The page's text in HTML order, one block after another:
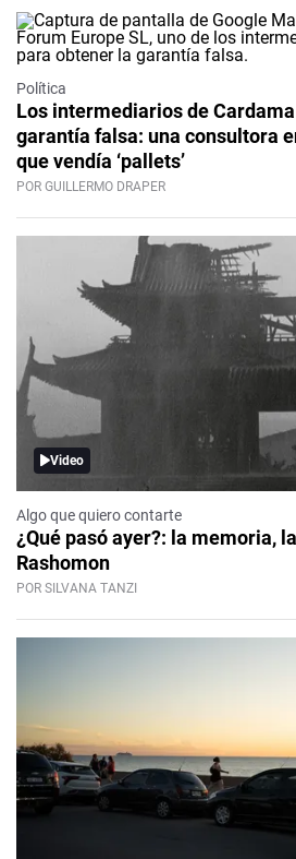
Política
Los intermediarios de
garantía falsa: una consultora
que vendía ‘pallets’
POR GUILLERMO DRAPER
Video
Algo que quiero contarte
¿Qué pasó ayer?: la memoria,
Rashomon
POR SILVANA TANZI